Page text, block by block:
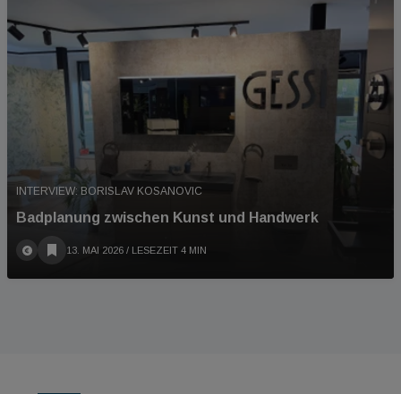
INTERVIEW: BORISLAV KOSANOVIC
Badplanung zwischen Kunst und Handwerk
13. MAI 2026 / LESEZEIT 4 MIN